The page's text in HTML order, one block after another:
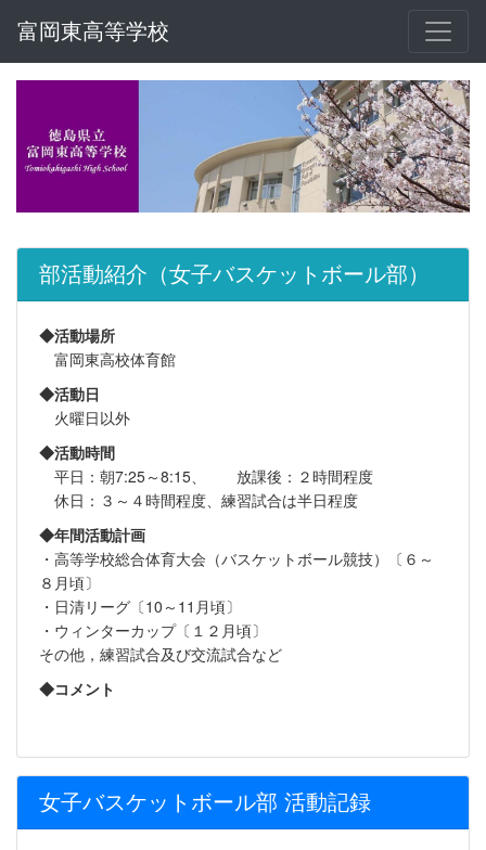
富岡東高等学校
部活動紹介（女子バスケットボール部）
◆活動場所
富岡東高校体育館
◆活動日
火曜日以外
◆活動時間
平日：朝7:25～8:15、 放課後：２時間程度
休日：３～４時間程度、練習試合は半日程度
◆年間活動計画
・高等学校総合体育大会（バスケットボール競技）〔６～
８月頃〕
・日清リーグ〔10～11月頃〕
・ウィンターカップ〔１２月頃〕
その他，練習試合及び交流試合など
◆コメント
女子バスケットボール部 活動記録